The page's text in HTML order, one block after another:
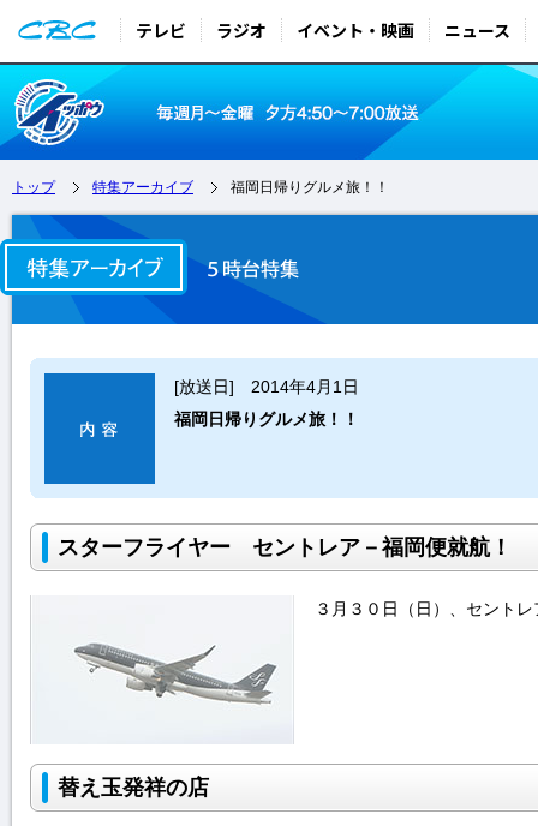
テレビ ラジオ イベント・映画 ニュース
トップ 特集アーカイブ 福岡日帰りグルメ旅！！
[放送日] 2014年4月1日
福岡日帰りグルメ旅！！
スターフライヤー セントレア－福岡便就航！
３月３０日（日）、セント
替え玉発祥の店